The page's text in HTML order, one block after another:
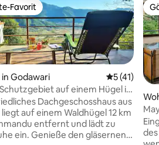
4,96 von 5, 100 Bewertungen
Gäste-Favorit.
Favorit
in Godawari
5 (41)
auf einem Hügel in
von Kathmandu
Dachgeschosshaus aus
liegt auf einem Waldhügel 12 km
entfernt und lädt zu
ein. Genieße den gläsernen